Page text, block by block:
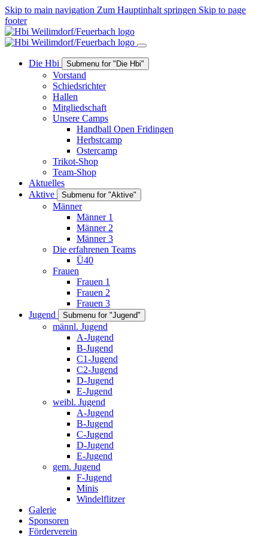
Skip to main navigation Zum Hauptinhalt springen Skip to page
footer
Die Hbi Submenu for "Die Hbi"
Vorstand
Schiedsrichter
Hallen
Mitgliedschaft
Unsere Camps
Handball Open Fridingen
Herbstcamp
Ostercamp
Trikot-Shop
Team-Shop
Aktuelles
Aktive
Submenu for "Aktive"
Männer
Männer 1
Männer 2
Männer 3
Die erfahrenen Teams
Ü40
Frauen
Frauen 1
Frauen 2
Frauen 3
Jugend
Submenu for "Jugend"
männl. Jugend
A-Jugend
B-Jugend
C1-Jugend
C2-Jugend
D-Jugend
E-Jugend
weibl. Jugend
A-Jugend
B-Jugend
C-Jugend
D-Jugend
E-Jugend
gem. Jugend
F-Jugend
Minis
Windelflitzer
Galerie
Sponsoren
Förderverein